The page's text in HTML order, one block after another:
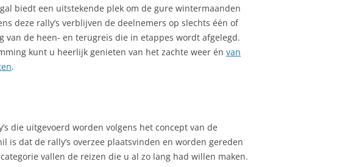
biedt een uitstekende plek om de gure wintermaanden
deze rally’s verblijven de deelnemers op slechts één of
van de heen- en terugreis die in etappes wordt afgelegd.
kunt u heerlijk genieten van het zachte weer én van
.
die uitgevoerd worden volgens het concept van de
is dat de rally’s overzee plaatsvinden en worden gereden
vallen de reizen die u al zo lang had willen maken.